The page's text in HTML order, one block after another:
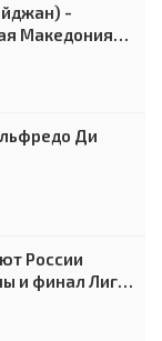
-
Македония) -
Ди
России
и финал Лиги